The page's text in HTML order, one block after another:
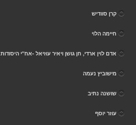
קרן סוודיש
חיימה הלוי
אדם לוין ארדי, חן גושן ויאיר עוזיאל -אח"י היסודות
מישוביץ נעמה
שושנה נתיב
עוזר יוסף